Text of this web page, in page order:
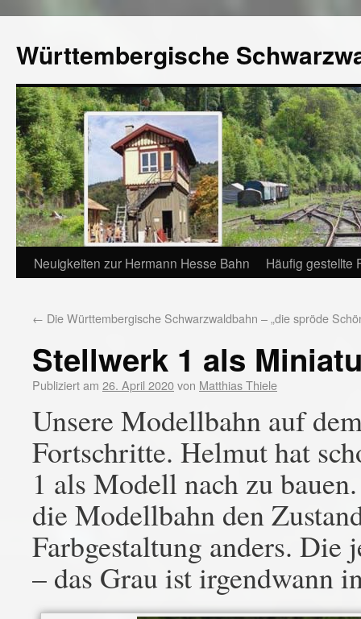
Württembergische
Neuigkeiten zur Hermann Hesse Bahn Häufig gestellte
← Die Württembergische Schwarzwaldbahn – „die spröde
Stellwerk 1 als
Publiziert am 26. April 2020von Matthias Thiele
Unsere Modellbahn auf
Fortschritte. Helmut hat
1 als Modell nach zu
die Modellbahn den
Farbgestaltung anders. Die
– das Grau ist irgendwann